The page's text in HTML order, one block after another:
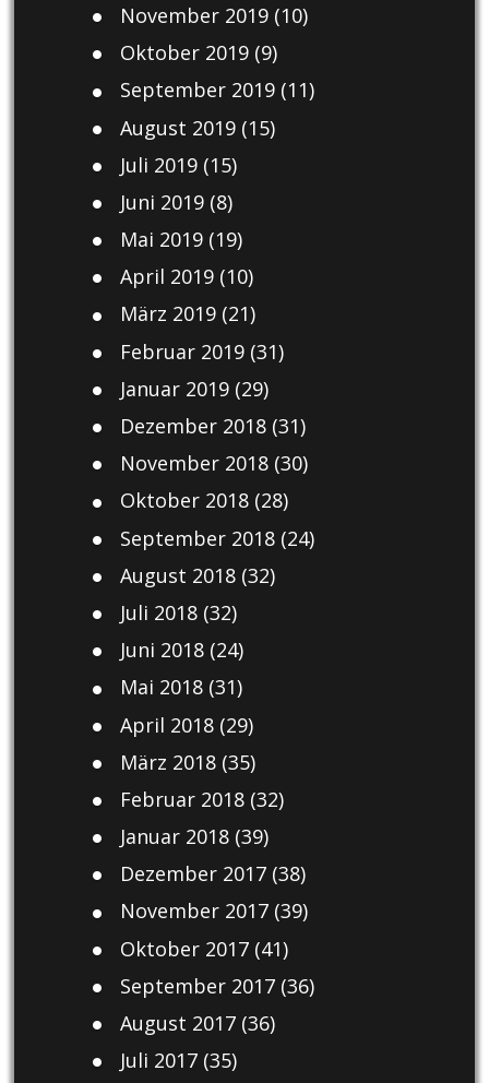
November 2019(10)
Oktober 2019(9)
September 2019(11)
August 2019(15)
Juli 2019(15)
Juni 2019(8)
Mai 2019(19)
April 2019(10)
März 2019(21)
Februar 2019(31)
Januar 2019(29)
Dezember 2018(31)
November 2018(30)
Oktober 2018(28)
September 2018(24)
August 2018(32)
Juli 2018(32)
Juni 2018(24)
Mai 2018(31)
April 2018(29)
März 2018(35)
Februar 2018(32)
Januar 2018(39)
Dezember 2017(38)
November 2017(39)
Oktober 2017(41)
September 2017(36)
August 2017(36)
Juli 2017(35)